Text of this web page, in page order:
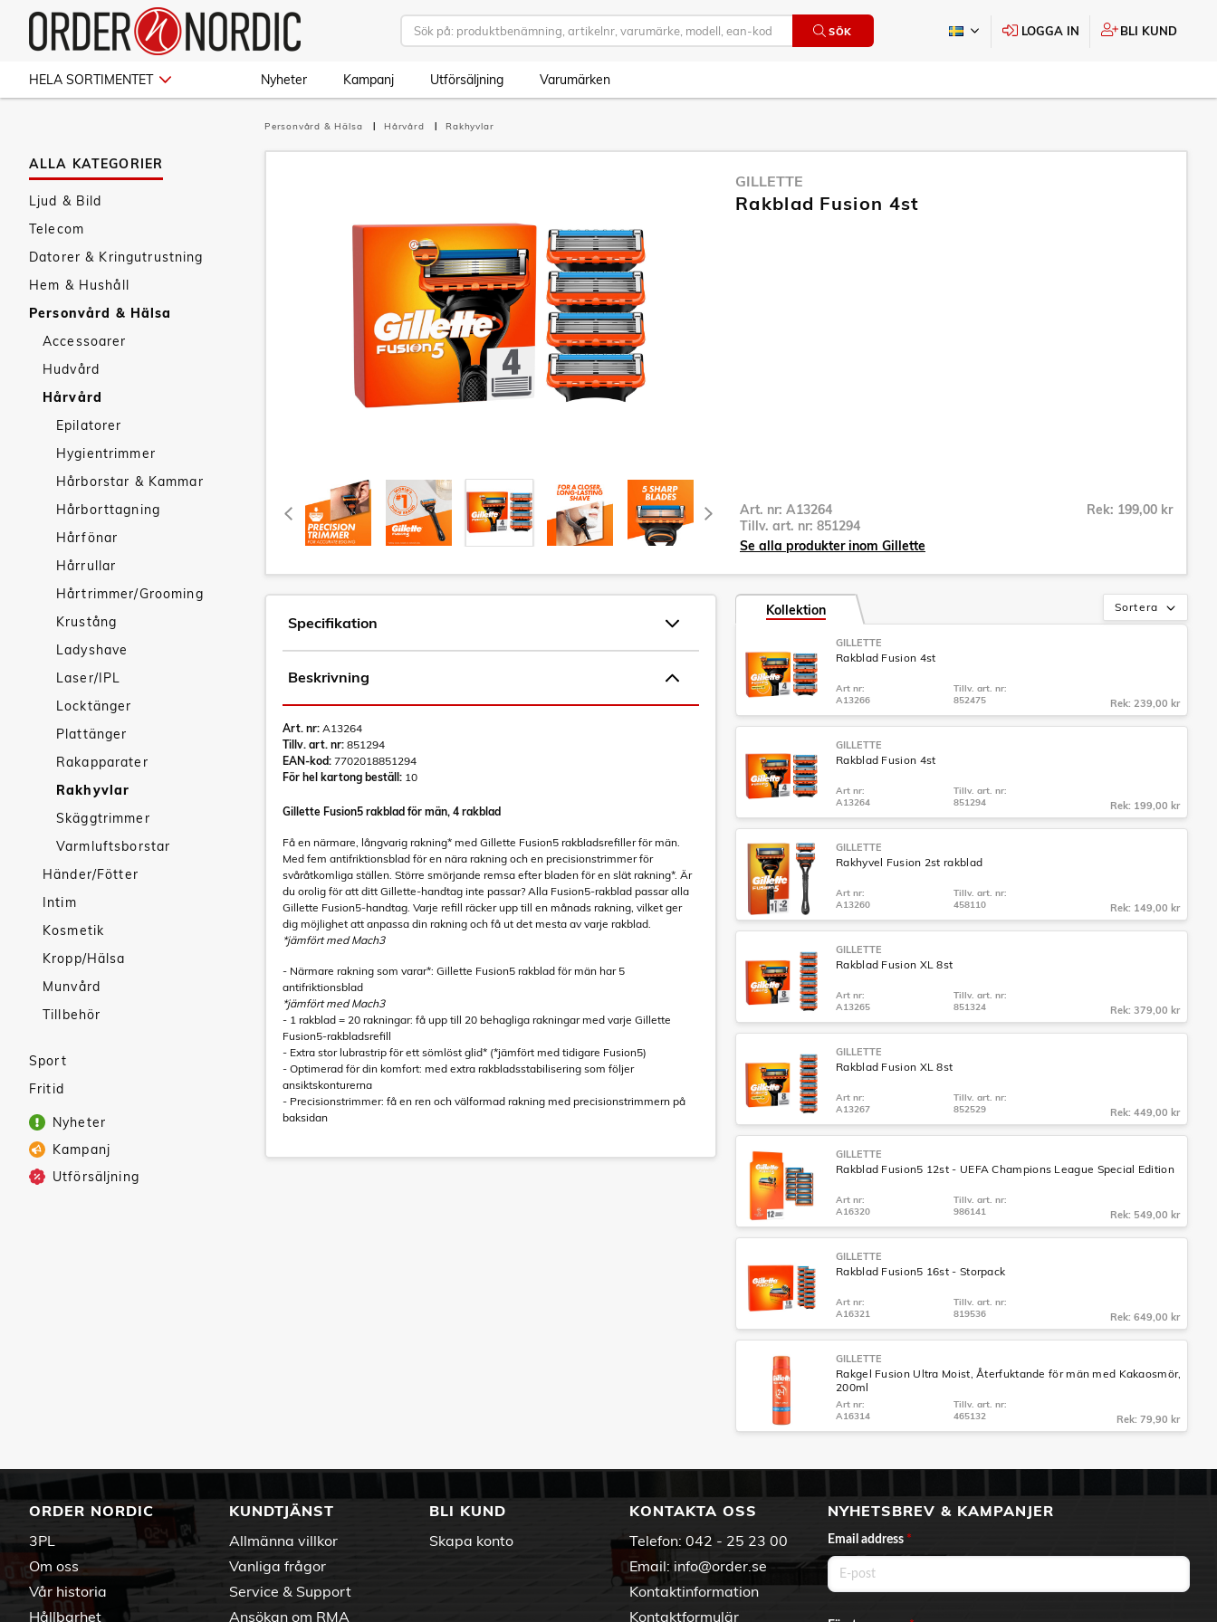
SÖK LOGGA IN BLI KUND
HELA SORTIMENTET Nyheter Kampanj Utförsäljning Varumärken
ALLA KATEGORIER
Ljud & Bild
Telecom
Datorer & Kringutrustning
Hem & Hushåll
Personvård & Hälsa
Accessoarer
Hudvård
Hårvård
Epilatorer
Hygientrimmer
Hårborstar & Kammar
Hårborttagning
Hårfönar
Hårrullar
Hårtrimmer/Grooming
Krustång
Ladyshave
Laser/IPL
Locktänger
Plattänger
Rakapparater
Rakhyvlar
Skäggtrimmer
Varmluftsborstar
Händer/Fötter
Intim
Kosmetik
Kropp/Hälsa
Munvård
Tillbehör
Sport
Fritid
Nyheter
Kampanj
Utförsäljning
Personvård & Hälsa Hårvård Rakhyvlar
GILLETTE
Rakblad Fusion 4st
Art. nr: A13264
Tillv. art. nr: 851294
Rek: 199,00 kr
Se alla produkter inom Gillette
Specifikation
Beskrivning
Art. nr: A13264
Tillv. art. nr: 851294
EAN-kod: 7702018851294
För hel kartong beställ: 10
Gillette Fusion5 rakblad för män, 4 rakblad
Få en närmare, långvarig rakning* med Gillette Fusion5 rakbladsrefiller för män.
Med fem antifriktionsblad för en nära rakning och en precisionstrimmer för
svåråtkomliga ställen. Större smörjande remsa efter bladen för en slät rakning*. Är
du orolig för att ditt Gillette-handtag inte passar? Alla Fusion5-rakblad passar alla
Gillette Fusion5-handtag. Varje refill räcker upp till en månads rakning, vilket ger
dig möjlighet att anpassa din rakning och få ut det mesta av varje rakblad.
*jämfört med Mach3
- Närmare rakning som varar*: Gillette Fusion5 rakblad för män har 5
antifriktionsblad
*jämfört med Mach3
- 1 rakblad = 20 rakningar: få upp till 20 behagliga rakningar med varje Gillette
Fusion5-rakbladsrefill
- Extra stor lubrastrip för ett sömlöst glid* (*jämfört med tidigare Fusion5)
- Optimerad för din komfort: med extra rakbladsstabilisering som följer
ansiktskonturerna
- Precisionstrimmer: få en ren och välformad rakning med precisionstrimmern på
baksidan
Sortera
Kollektion
GILLETTE
Rakblad Fusion 4st
Art nr:
A13266
Tillv. art. nr:
852475
Rek: 239,00 kr
GILLETTE
Rakblad Fusion 4st
Art nr:
A13264
Tillv. art. nr:
851294
Rek: 199,00 kr
GILLETTE
Rakhyvel Fusion 2st rakblad
Art nr:
A13260
Tillv. art. nr:
458110
Rek: 149,00 kr
GILLETTE
Rakblad Fusion XL 8st
Art nr:
A13265
Tillv. art. nr:
851324
Rek: 379,00 kr
GILLETTE
Rakblad Fusion XL 8st
Art nr:
A13267
Tillv. art. nr:
852529
Rek: 449,00 kr
GILLETTE
Rakblad Fusion5 12st - UEFA Champions League Special Edition
Art nr:
A16320
Tillv. art. nr:
986141
Rek: 549,00 kr
GILLETTE
Rakblad Fusion5 16st - Storpack
Art nr:
A16321
Tillv. art. nr:
819536
Rek: 649,00 kr
GILLETTE
Rakgel Fusion Ultra Moist, Återfuktande för män med Kakaosmör,
200ml
Art nr:
A16314
Tillv. art. nr:
465132
Rek: 79,90 kr
ORDER NORDIC
3PL
Om oss
Vår historia
Hållbarhet
KUNDTJÄNST
Allmänna villkor
Vanliga frågor
Service & Support
Ansökan om RMA
BLI KUND
Skapa konto
KONTAKTA OSS
Telefon: 042 - 25 23 00
Email: info@order.se
Kontaktinformation
Kontaktformulär
NYHETSBREV & KAMPANJER
Email address *